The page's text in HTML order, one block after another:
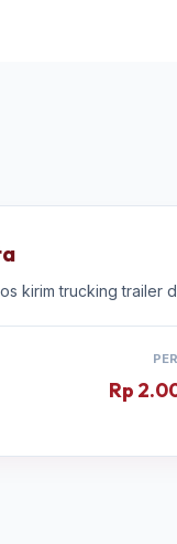
kirim trucking trailer
Rp